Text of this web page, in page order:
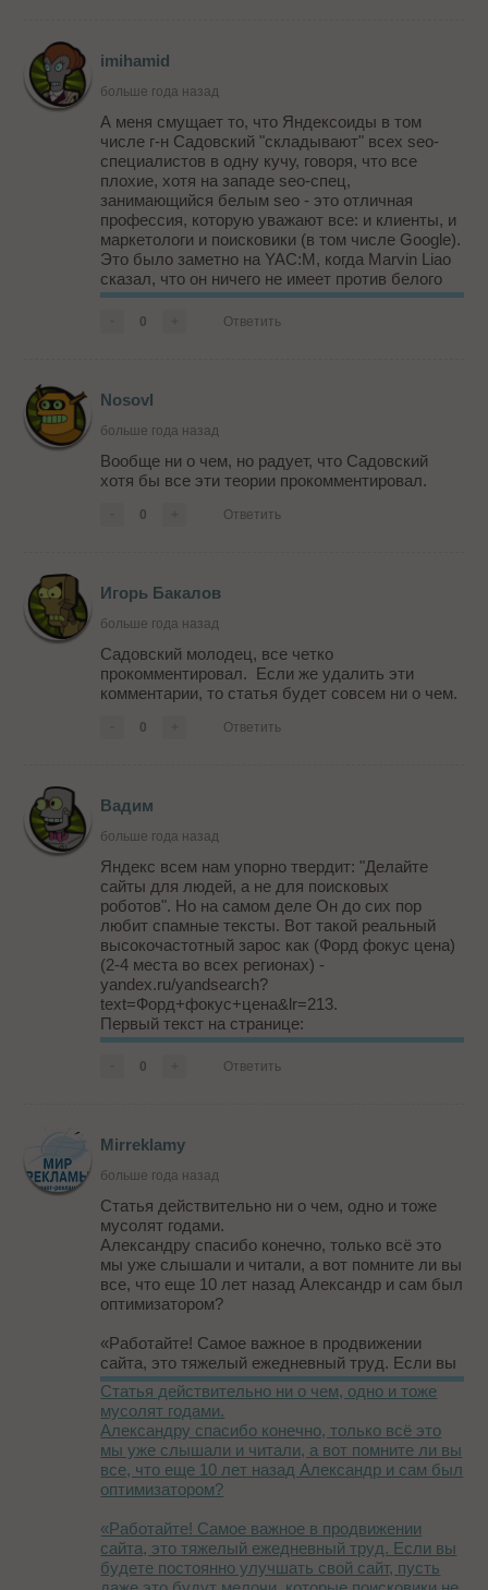
imihamid
больше года назад
А меня смущает то, что Яндексоиды в том
числе г-н Садовский "складывают" всех seo-
специалистов в одну кучу, говоря, что все
плохие, хотя на западе seo-спец,
занимающийся белым seo - это отличная
профессия, которую уважают все: и клиенты, и
маркетологи и поисковики (в том числе Google).
Это было заметно на YAC:M, когда Marvin Liao
сказал, что он ничего не имеет против белого
seo, когда как яндексоид Иван Ямщиков,
сказал, что он не любит всех сеошников. И
0 Ответить
NosovI
больше года назад
Вообще ни о чем, но радует, что Садовский
хотя бы все эти теории прокомментировал.
0 Ответить
Игорь Бакалов
больше года назад
Садовский молодец, все четко
прокомментировал. Если же удалить эти
комментарии, то статья будет совсем ни о чем.
0 Ответить
Вадим
больше года назад
Яндекс всем нам упорно твердит: "Делайте
сайты для людей, а не для поисковых
роботов". Но на самом деле Он до сих пор
любит спамные тексты. Вот такой реальный
высокочастотный зарос как (Форд фокус цена)
(2-4 места во всех регионах) -
yandex.ru/yandsearch?
text=Форд+фокус+цена&lr=213.
Первый текст на странице:
Купить Форд Фокус 3 / Фокус 2 Седан:
комплектации и цены Ford Focus. Автомобиль
0 Ответить
Mirreklamy
больше года назад
Статья действительно ни о чем, одно и тоже
мусолят годами.
Александру спасибо конечно, только всё это
мы уже слышали и читали, а вот помните ли вы
все, что еще 10 лет назад Александр и сам был
оптимизатором?
«Работайте! Самое важное в продвижении
сайта, это тяжелый ежедневный труд. Если вы
будете постоянно улучшать свой сайт, пусть
даже это будут мелочи, которые поисковики не
оценят, посетители их заметят и еще не раз
вернутся на ваш сайт.»
Статья действительно ни о чем, одно и тоже
мусолят годами.
Александру спасибо конечно, только всё это
мы уже слышали и читали, а вот помните ли вы
все, что еще 10 лет назад Александр и сам был
оптимизатором?
«Работайте! Самое важное в продвижении
сайта, это тяжелый ежедневный труд. Если вы
будете постоянно улучшать свой сайт, пусть